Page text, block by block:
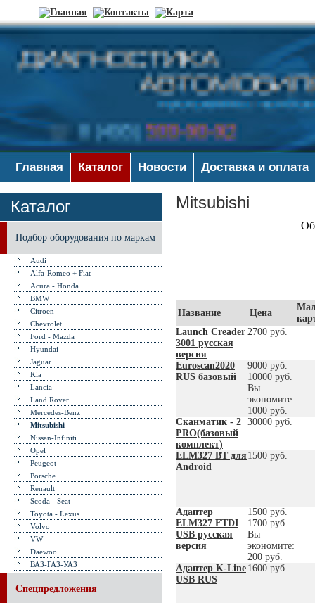
Главная Каталог Новости Доставка и оплата
Каталог
Подбор оборудования по маркам
Audi
Alfa-Romeo + Fiat
Acura - Honda
BMW
Citroen
Chevrolet
Ford - Mazda
Hyundai
Jaguar
Kia
Lancia
Land Rover
Mercedes-Benz
Mitsubishi
Nissan-Infiniti
Opel
Peugeot
Porsche
Renault
Scoda - Seat
Toyota - Lexus
Volvo
VW
Daewoo
ВАЗ-ГАЗ-УАЗ
Спецпредложения
Mitsubishi
Название Цена
Launch Creader
3001 русская
версия
2700 руб.
Euroscan2020
RUS базовый
9000 руб.
10000 руб.
Вы
экономите:
1000 руб.
Сканматик - 2
PRO(базовый
комплект)
30000 руб.
ELM327 BT для
Android
1500 руб.
Адаптер
ELM327 FTDI
USB русская
версия
1500 руб.
1700 руб.
Вы
экономите:
200 руб.
Адаптер K-Line
USB RUS
1600 руб.